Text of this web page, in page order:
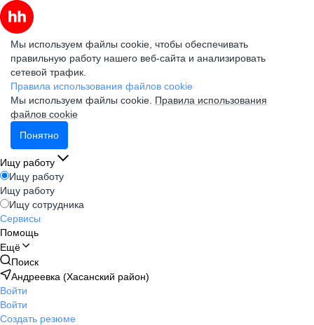
Мы используем файлы cookie, чтобы обеспечивать
правильную работу нашего веб-сайта и анализировать
сетевой трафик.
Правила использования файлов cookie
Мы используем файлы cookie. Правила использования
файлов cookie
Понятно
Ищу работу
Ищу работу
Ищу работу
Ищу сотрудника
Сервисы
Помощь
Ещё
Поиск
Андреевка (Хасанский район)
Войти
Войти
Создать резюме